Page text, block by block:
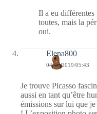
Il a eu différentes
toutes, mais la
oui.
Elena800
04/01/2019/05:43
Je trouve Picasso
aussi en tant qu’être
émissions sur lui que